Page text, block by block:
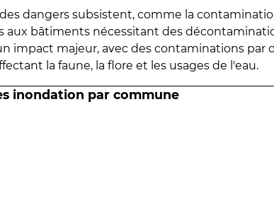
dangers subsistent, comme la
aux bâtiments nécessitant des
impact majeur, avec des contaminations par
la faune, la flore et les usages de l'eau.
inondation par commune